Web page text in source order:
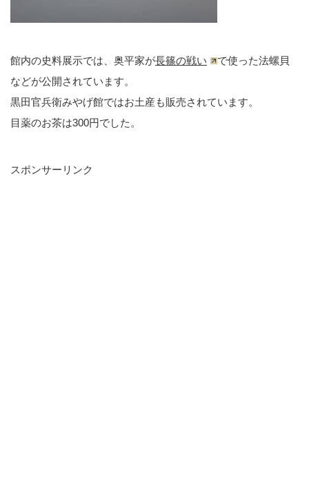
館内の史料展示では、奥平家が長篠の戦い
で使った法螺貝
などが公開されています。
黒田官兵衛みやげ館ではお土産も販売されています。
目薬のお茶は300円でした。
スポンサーリンク